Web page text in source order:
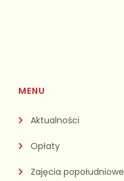
MENU
Aktualności
Opłaty
Zajęcia popołudniowe